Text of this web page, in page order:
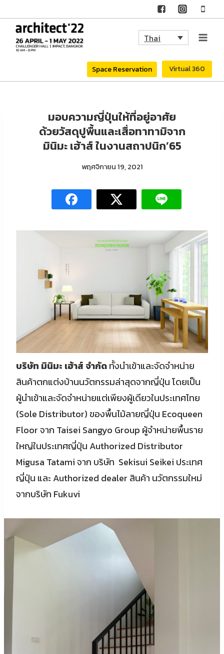
content
Thai
Space Reservation Virtual 360
มอบความญี่ปุ่นให้ที่อยู่อาศัย
ด้วยวัสดุปูพื้นและเสื่อทาทามิจาก
มินิมะ เฮ้าส์ ในงานสถาปนิก’65
พฤศจิกายน 19, 2021
บริษัท มินิมะ เฮ้าส์ จำกัดทั้งนำเข้าและจัดจำหน่าย
สินค้าตกแต่งบ้านนวัตกรรมล่าสุดจากญี่ปุ่น โดยเป็น
ผู้นำเข้าและจัดจำหน่ายแต่เพียงผู้เดียวในประเทศไทย
(Sole Distributor) ของพื้นไม้ลายญี่ปุ่น Ecoqueen
Floor จาก Taisei Sangyo Group ผู้จำหน่ายพื้นราย
ใหญ่ในประเทศญี่ปุ่น Authorized Distributor
Migusa Tatami จาก บริษัท Sekisui Seikei ประเทศ
ญี่ปุ่น และ Authorized dealer สินค้า นวัตกรรมใหม่
จากบริษัท Fukuvi